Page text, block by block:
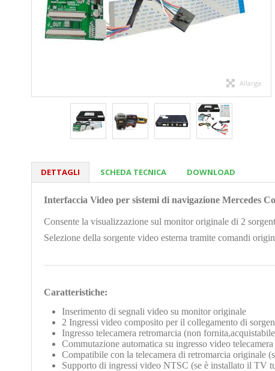
Allarga
DETTAGLI SCHEDA TECNICA DOWNLOAD
Interfaccia Video per sistemi di navigazione Mercedes
Consente la visualizzazione sul monitor originale di 2
Selezione della sorgente video esterna tramite comandi
Caratteristiche:
Inserimento di segnali video su monitor originale
2 Ingressi video composito per il collegamento di
Ingresso telecamera retromarcia (non
Commutazione automatica su ingresso video
Compatibile con la telecamera di retromarcia originale
Supporto di ingressi video NTSC (se è installato il TV